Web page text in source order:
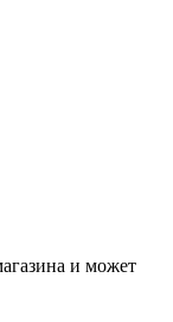
и может